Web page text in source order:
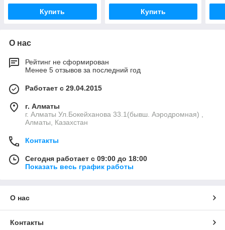
Купить Купить
О нас
Рейтинг не сформирован
Менее 5 отзывов за последний год
Работает с 29.04.2015
г. Алматы
г. Алматы Ул.Бокейханова 33.1(бывш. Аэродромная) ,
Алматы, Казахстан
Контакты
Сегодня работает с 09:00 до 18:00
Показать весь график работы
О нас
Контакты